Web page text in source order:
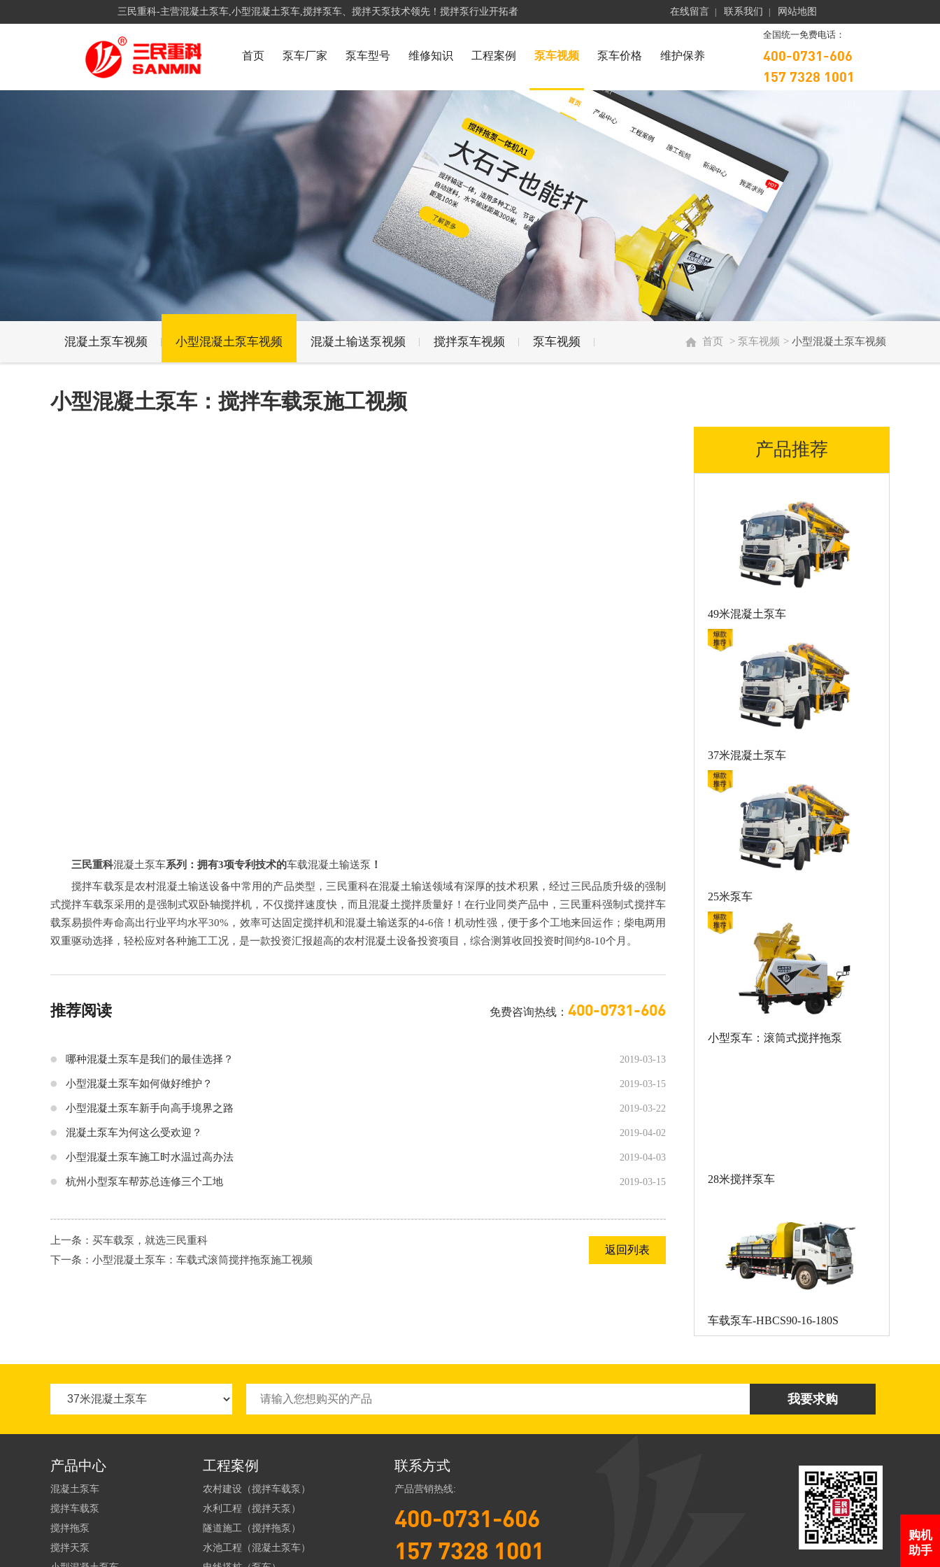
三民重科-主营混凝土泵车,小型混凝土泵车,搅拌泵车、搅拌天泵技术领先！搅拌泵行业开拓者 在线留言 联系我们 网站地图
首页 泵车厂家 泵车型号 维修知识 工程案例 泵车视频 泵车价格 维护保养
全国统一免费电话：
400-0731-606
157 7328 1001
混凝土泵车视频 小型混凝土泵车视频 混凝土输送泵视频 搅拌泵车视频 泵车视频 首页 > 泵车视频 > 小型混凝土泵车视频
小型混凝土泵车：搅拌车载泵施工视频
三民重科混凝土泵车系列：拥有3项专利技术的车载混凝土输送泵 ！
搅拌车载泵是农村混凝土输送设备中常用的产品类型，三民重科在混凝土输送领域有深厚的技术积累，经过三民品质升级的强制
式搅拌车载泵采用的是强制式双卧轴搅拌机，不仅搅拌速度快，而且混凝土搅拌质量好！在行业同类产品中，三民重科强制式搅拌车
载泵易损件寿命高出行业平均水平30%，效率可达固定搅拌机和混凝土输送泵的4-6倍！机动性强，便于多个工地来回运作；柴电两用
双重驱动选择，轻松应对各种施工工况，是一款投资汇报超高的农村混凝土设备投资项目，综合测算收回投资时间约8-10个月。
推荐阅读 免费咨询热线： 400-0731-606
哪种混凝土泵车是我们的最佳选择？ 2019-03-13
小型混凝土泵车如何做好维护？ 2019-03-15
小型混凝土泵车新手向高手境界之路 2019-03-22
混凝土泵车为何这么受欢迎？ 2019-04-02
小型混凝土泵车施工时水温过高办法 2019-04-03
杭州小型泵车帮苏总连修三个工地 2019-03-15
上一条： 买车载泵，就选三民重科
下一条： 小型混凝土泵车：车载式滚筒搅拌拖泵施工视频
返回列表
产品推荐
49米混凝土泵车
37米混凝土泵车
25米泵车
小型泵车：滚筒式搅拌拖泵
28米搅拌泵车
车载泵车-HBCS90-16-180S
产品中心
混凝土泵车
搅拌车载泵
搅拌拖泵
搅拌天泵
工程案例
农村建设（搅拌车载泵）
水利工程（搅拌天泵）
隧道施工（搅拌拖泵）
水池工程（混凝土泵车）
联系方式
产品营销热线:
400-0731-606
157 7328 1001
购机
助手